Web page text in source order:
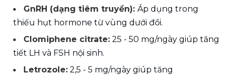
GnRH (dạng tiêm truyền): Áp dụng trong
thiếu hụt hormone từ vùng dưới đồi.
Clomiphene citrate: 25 - 50 mg/ngày giúp tăng
tiết LH và FSH nội sinh.
Letrozole: 2,5 - 5 mg/ngày giúp tăng